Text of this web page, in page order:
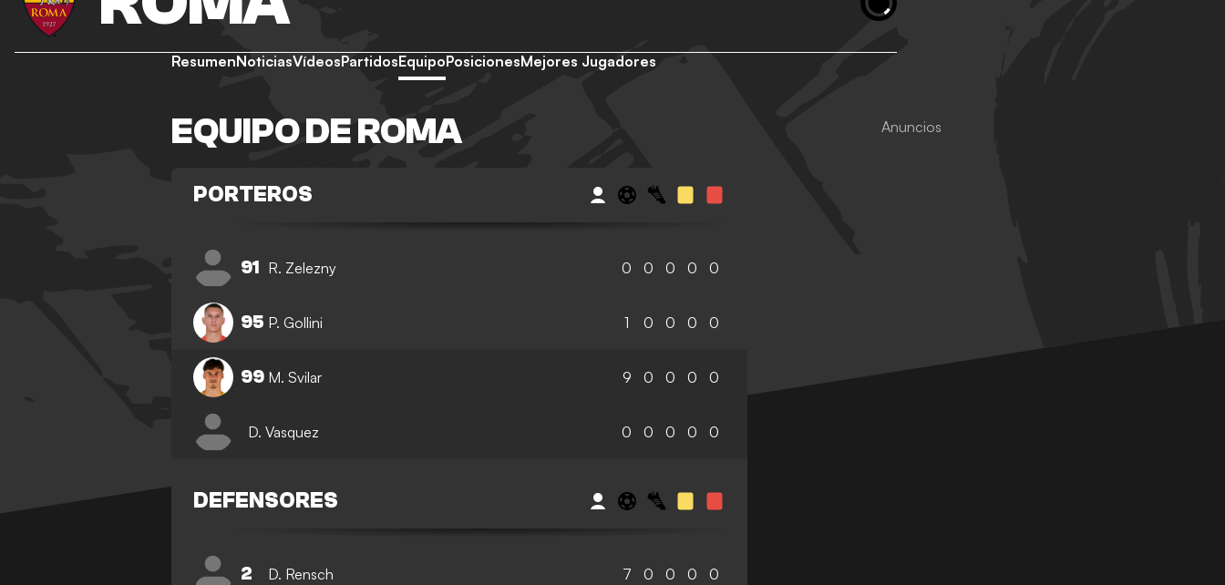
ResumenNoticiasVídeosPartidosEquipoPosicionesMejores Jugadores
EQUIPO DE ROMA
PORTEROS
91 R. Zelezny 0 0 0 0 0
95 P. Gollini 1 0 0 0 0
99 M. Svilar 9 0 0 0 0
D. Vasquez 0 0 0 0 0
DEFENSORES
2 D. Rensch 7 0 0 0 0